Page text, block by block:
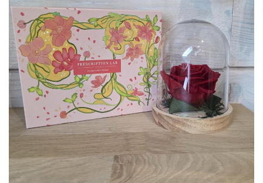
PAYS BAS
RÉPUBLIQUE TCHÈQUE
OCÉANIE
AUSTRALIE
ARTICLES PRATIQUES
YOGA
MON PROGRAMME DE YOGA EN LIGNE
AUTRES CATÉGORIES
MODE
BEAUTÉ